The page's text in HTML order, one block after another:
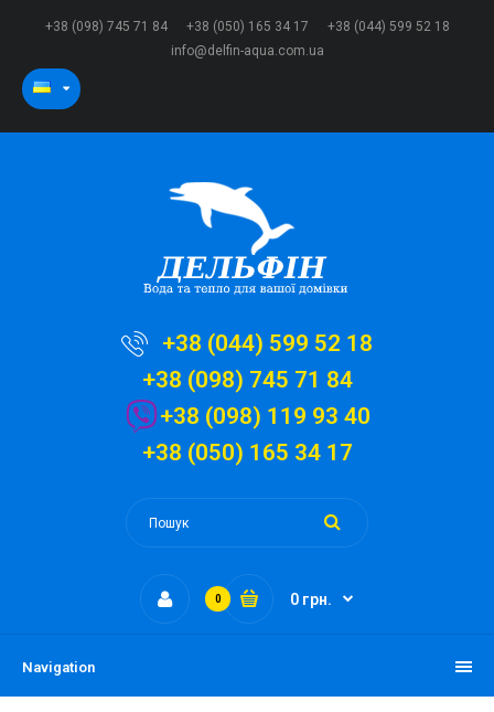
+38 (098) 745 71 84 +38 (050) 165 34 17
+38 (044) 599 52 18
info@delfin-aqua.com.ua
+38 (044) 599 52 18
+38 (098) 745 71 84
+38 (098) 119 93 40
+38 (050) 165 34 17
0 0 грн.
Navigation